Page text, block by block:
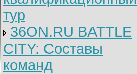
тур
36ON.RU BATTLE
CITY: Составы
команд